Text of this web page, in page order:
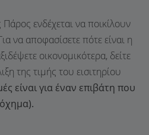
ενδέχεται να ποικίλουν
να αποφασίσετε πότε είναι η
οικονομικότερα, δείτε
της τιμής του εισιτηρίου
είναι για έναν επιβάτη που